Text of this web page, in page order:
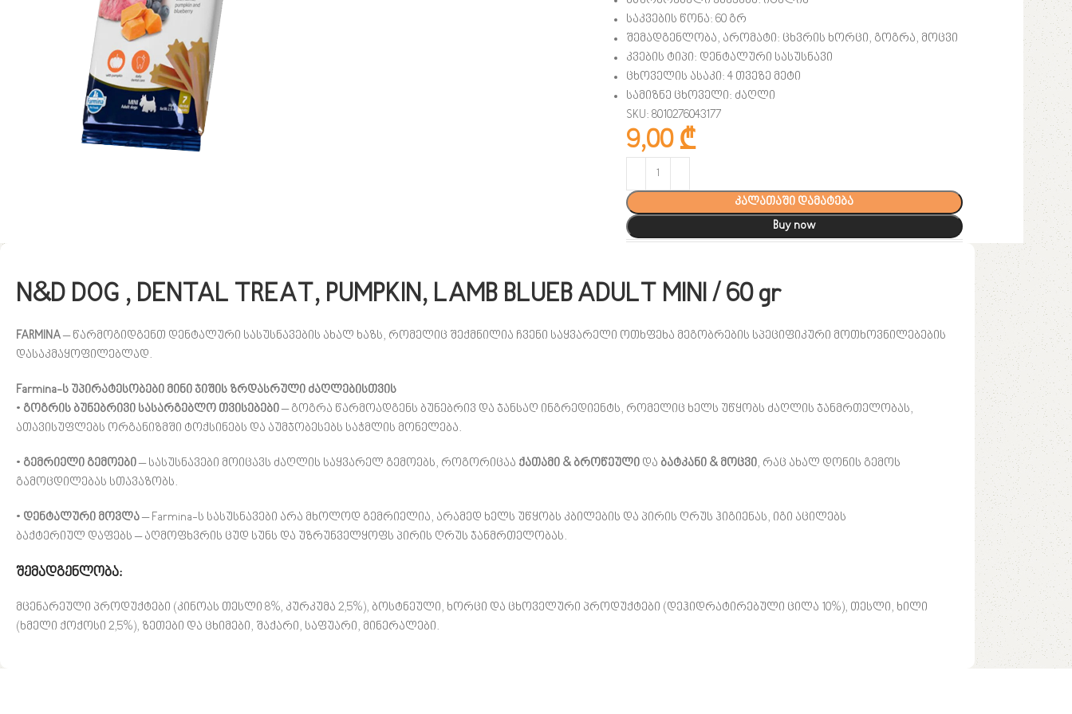
საკვების წონა: 60 გრ
შემადგენლობა, არომატი: ცხვრის ხორცი, გოგრა, მოცვი
კვების ტიპი: დენტალური სასუსნავი
ცხოველის ასაკი: 4 თვეზე მეტი
სამიზნე ცხოველი: ძაღლი
SKU: 8010276043177
9,00₾
კალათაში დამატება
Buy now
N&D DOG , DENTAL TREAT, PUMPKIN, LAMB BLUEB ADULT MINI / 60 gr
FARMINA– წარმოგიდგენთ დენტალური სასუსნავების ახალ ხაზს, რომელიც შექმნილია ჩვენი საყვარელი ოთხფეხა მეგობრების სპეციფიკური მოთხოვნილებების
დასაკმაყოფილებლად.
Farmina-ს უპირატესობები მინი ჯიშის ზრდასრული ძაღლებისთვის
• გოგრის ბუნებრივი სასარგებლო თვისებები– გოგრა წარმოადგენს ბუნებრივ და ჯანსაღ ინგრედიენტს, რომელიც ხელს უწყობს ძაღლის ჯანმრთელობას,
ათავისუფლებს ორგანიზმში ტოქსინებს და აუმჯობესებს საჭმლის მონელება.
• გემრიელი გემოები– სასუსნავები მოიცავს ძაღლის საყვარელ გემოებს, როგორიცაა ქათამი & ბროწეული და ბატკანი & მოცვი, რაც ახალ დონის გემოს
გამოცდილებას სთავაზობს.
• დენტალური მოვლა– Farmina-ს სასუსნავები არა მხოლოდ გემრიელია, არამედ ხელს უწყობს კბილების და პირის ღრუს ჰიგიენას, იგი აცილებს
ბაქტერიულ დაფებს – აღმოფხვრის ცუდ სუნს და უზრუნველყოფს პირის ღრუს ჯანმრთელობას.
შემადგენლობა:
მცენარეული პროდუქტები (კინოას თესლი 8%, კურკუმა 2,5%), ბოსტნეული, ხორცი და ცხოველური პროდუქტები (დეჰიდრატირებული ცილა 10%), თესლი, ხილი
(ხმელი ქოქოსი 2,5%), ზეთები და ცხიმები, შაქარი, საფუარი, მინერალები.